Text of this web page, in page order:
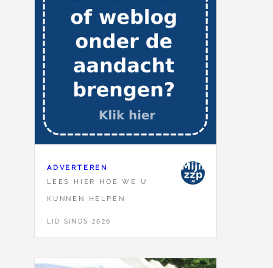
ADVERTEREN
LEES HIER HOE WE U
KUNNEN HELPEN
LID SINDS 2026